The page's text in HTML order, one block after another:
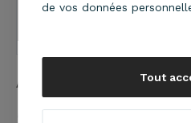
Achetez moi !
Publié parNicolasdans
de vos données
Tout